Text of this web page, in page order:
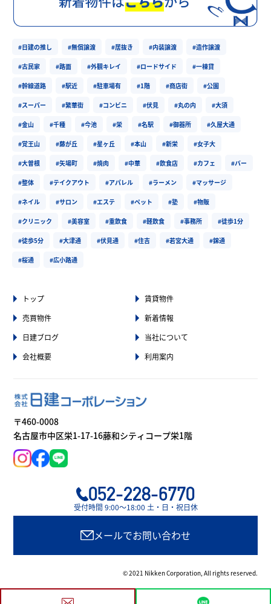
#日建の推し #無償譲渡 #居抜き #内装譲渡 #造作譲渡
#古民家 #路面 #外観キレイ #ロードサイド #一棟貸
#幹線道路 #駅近 #駐車場有 #1階 #商店街 #公園
#スーパー #繁華街 #コンビニ #伏見 #丸の内 #大須
#金山 #千種 #今池 #栄 #名駅 #御器所 #久屋大通
#覚王山 #藤が丘 #星ヶ丘 #本山 #新栄 #女子大
#大曽根 #矢場町 #焼肉 #中華 #飲食店 #カフェ #バー
#整体 #テイクアウト #アパレル #ラーメン #マッサージ
#ネイル #サロン #エステ #ペット #塾 #物販
#クリニック #美容室 #重飲食 #軽飲食 #事務所 #徒歩1分
#徒歩5分 #大津通 #伏見通 #住吉 #若宮大通 #錦通
#桜通 #広小路通
トップ
賃貸物件
売買物件
新着情報
日建ブログ
当社について
会社概要
利用案内
〒460-0008
名古屋市中区栄1-17-16藤和シティコープ栄1階
052-228-6770
受付時間 9:00〜18:00 土・日・祝日休
メールでお問い合わせ
© 2021 Nikken Corporation, All rights reserved.